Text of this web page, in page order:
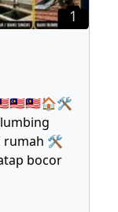
1
rumah 🛠
bocor